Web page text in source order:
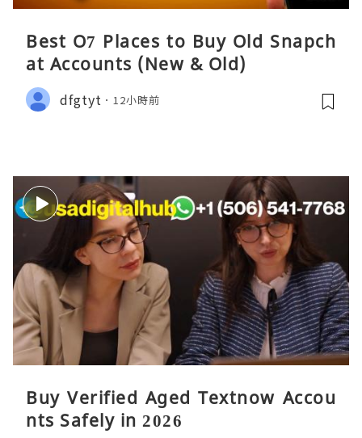
Best O7 Places to Buy Old Snapch
at Accounts (New & Old)
dfgtyt 12小時前
Buy Verified Aged Textnow Accou
nts Safely in 2026